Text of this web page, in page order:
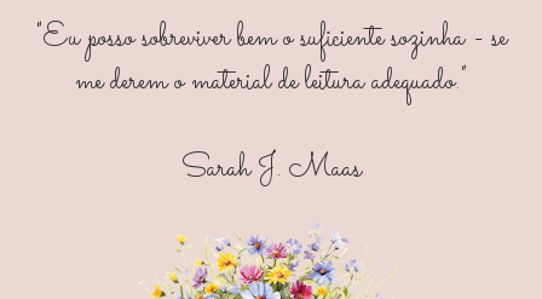
"Eu posso sobreviver bem o suficiente sozinha - se
me derem o material de leitura adequado."
Sarah J. Maas